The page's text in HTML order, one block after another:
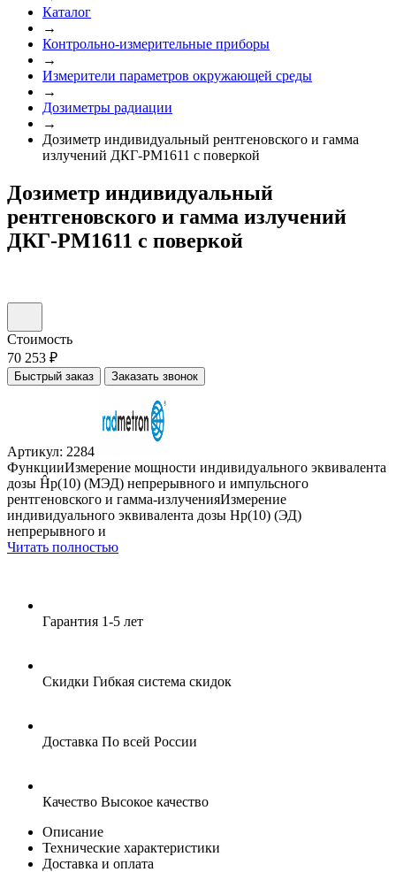
Каталог
→
Контрольно-измерительные приборы
→
Измерители параметров окружающей среды
→
Дозиметры радиации
→
Дозиметр индивидуальный рентгеновского и гамма
излучений ДКГ-PM1611 с поверкой
Дозиметр индивидуальный
рентгеновского и гамма излучений
ДКГ-PM1611 с поверкой
Стоимость
70 253 ₽
Быстрый заказ Заказать звонок
Артикул: 2284
ФункцииИзмерение мощности индивидуального эквивалента
дозы Ĥp(10) (МЭД) непрерывного и импульсного
рентгеновского и гамма-излученияИзмерение
индивидуального эквивалента дозы Hp(10) (ЭД)
непрерывного и
Читать полностью
Гарантия 1-5 лет
Скидки Гибкая система скидок
Доставка По всей России
Качество Высокое качество
Описание
Технические характеристики
Доставка и оплата